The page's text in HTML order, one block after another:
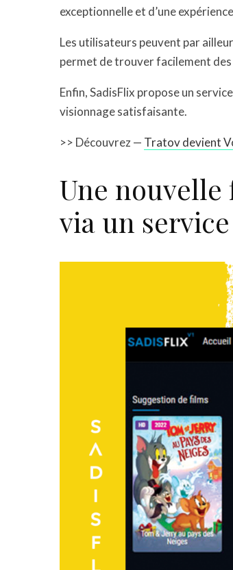
exceptionnelle et d’une
Les utilisateurs peuvent par
permet de trouver facilement
Enfin, SadisFlix propose un
visionnage satisfaisante.
>> Découvrez — Tratov devient
Une nouvelle
via un